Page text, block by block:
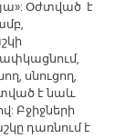
Օժտված է
սնուցող,
է նաև
Բջիջների
դառնում է